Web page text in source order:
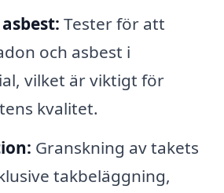
Tester för att
och asbest i
vilket är viktigt för
kvalitet.
Granskning av takets
takbeläggning,